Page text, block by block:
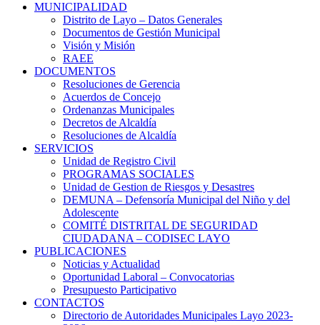
MUNICIPALIDAD
Distrito de Layo – Datos Generales
Documentos de Gestión Municipal
Visión y Misión
RAEE
DOCUMENTOS
Resoluciones de Gerencia
Acuerdos de Concejo
Ordenanzas Municipales
Decretos de Alcaldía
Resoluciones de Alcaldía
SERVICIOS
Unidad de Registro Civil
PROGRAMAS SOCIALES
Unidad de Gestion de Riesgos y Desastres
DEMUNA – Defensoría Municipal del Niño y del
Adolescente
COMITÉ DISTRITAL DE SEGURIDAD
CIUDADANA – CODISEC LAYO
PUBLICACIONES
Noticias y Actualidad
Oportunidad Laboral – Convocatorias
Presupuesto Participativo
CONTACTOS
Directorio de Autoridades Municipales Layo 2023-